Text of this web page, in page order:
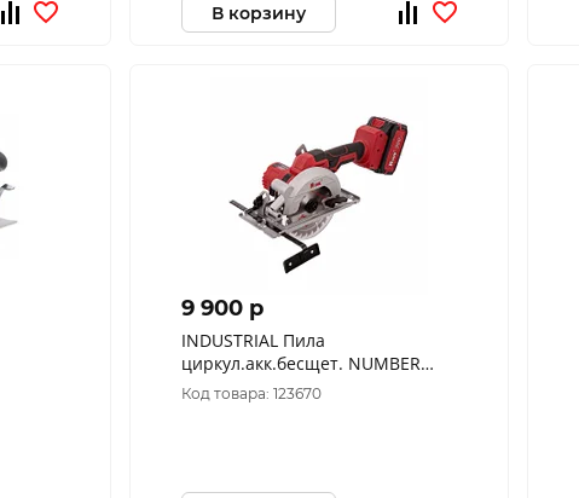
В корзину
9 900 p
INDUSTRIAL Пила
циркул.акк.бесщет. NUMBER
ONE NCCS120-IN-BR-3.0-1B
(20V.3.0Ah,1АКК,1З/У,d125мм)
Код товара: 123670